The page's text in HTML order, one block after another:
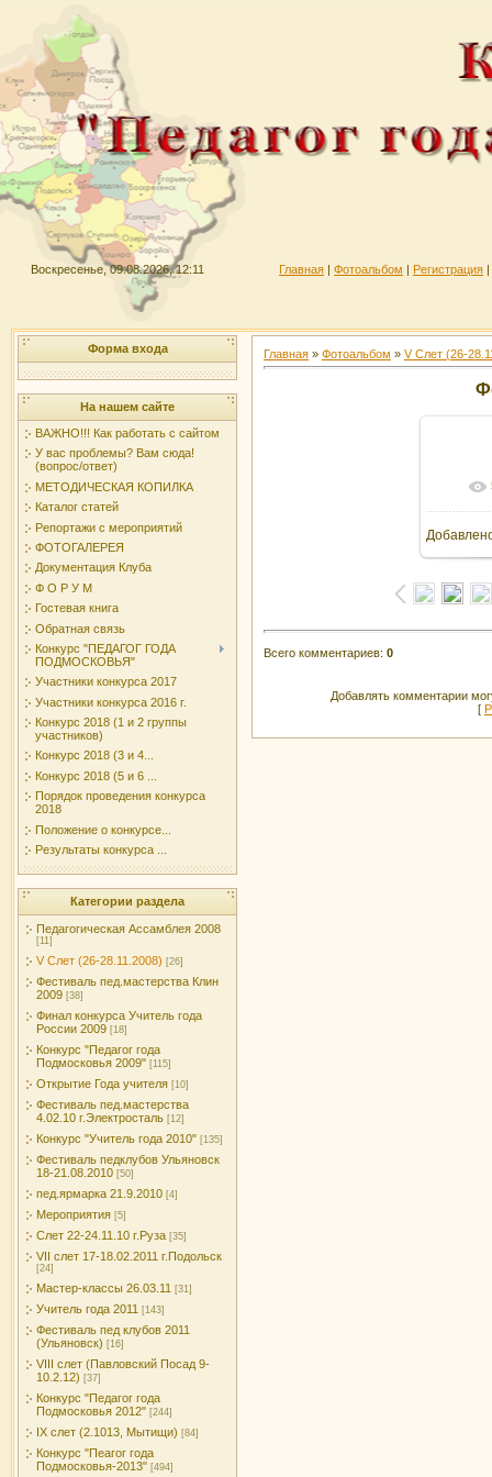
Воскресенье, 09.08.2026, 12:11 Главная | Фотоальбом | Регистрация |
Форма входа
На нашем сайте
ВАЖНО!!! Как работать с сайтом
У вас проблемы? Вам сюда!
(вопрос/ответ)
МЕТОДИЧЕСКАЯ КОПИЛКА
Каталог статей
Репортажи с мероприятий
ФОТОГАЛЕРЕЯ
Документация Клуба
Ф О Р У М
Гостевая книга
Обратная связь
Конкурс "ПЕДАГОГ ГОДА
ПОДМОСКОВЬЯ"
Участники конкурса 2017
Участники конкурса 2016 г.
Конкурс 2018 (1 и 2 группы
участников)
Конкурс 2018 (3 и 4...
Конкурс 2018 (5 и 6 ...
Порядок проведения конкурса
2018
Положение о конкурсе...
Результаты конкурса ...
Категории раздела
Педагогическая Ассамблея 2008
[11]
V Слет (26-28.11.2008) [26]
Фестиваль пед.мастерства Клин
2009 [38]
Финал конкурса Учитель года
России 2009 [18]
Конкурс "Педагог года
Подмосковья 2009" [115]
Открытие Года учителя [10]
Фестиваль пед.мастерства
4.02.10 г.Электросталь [12]
Конкурс "Учитель года 2010" [135]
Фестиваль педклубов Ульяновск
18-21.08.2010 [50]
пед.ярмарка 21.9.2010 [4]
Мероприятия [5]
Слет 22-24.11.10 г.Руза [35]
VII слет 17-18.02.2011 г.Подольск
[24]
Мастер-классы 26.03.11 [31]
Учитель года 2011 [143]
Фестиваль пед клубов 2011
(Ульяновск) [16]
VIII слет (Павловский Посад 9-
10.2.12) [37]
Конкурс "Педагог года
Подмосковья 2012" [244]
IX слет (2.1013, Мытищи) [84]
Конкурс "Пеагог года
Подмосковья-2013" [494]
Главная » Фотоальбом » V Слет (26-
Всего комментариев: 0
Добавлять комментарии
[